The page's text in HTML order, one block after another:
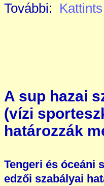
További:
A sup hazai
(vízi
határozzák
Tengeri és óceáni
edzői szabályai